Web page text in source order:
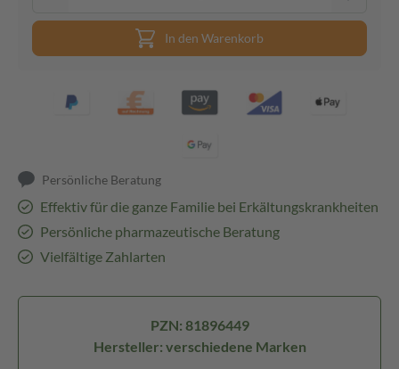
In den Warenkorb
Persönliche Beratung
Effektiv für die ganze Familie bei Erkältungskrankheiten
Persönliche pharmazeutische Beratung
Vielfältige Zahlarten
PZN: 81896449
Hersteller: verschiedene Marken